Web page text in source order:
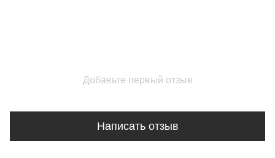
Добавьте первый отзыв
Написать отзыв